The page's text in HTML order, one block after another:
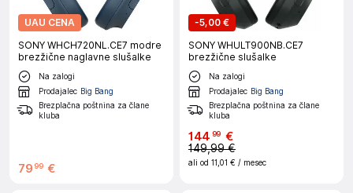
UAU CENA
SONY WHCH720NL.CE7 modre
brezžične naglavne slušalke
Na zalogi
Prodajalec Big Bang
Brezplačna poštnina za člane
kluba
79 99 €
-5,00 €
SONY WHULT900NB.CE7
brezžične slušalke
Na zalogi
Prodajalec Big Bang
Brezplačna poštnina za člane
kluba
144 99 €
149,99 €
ali od 11,01 € / mesec